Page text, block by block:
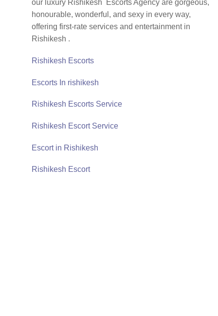
our luxury Rishikesh Escorts Agency are gorgeous,
honourable, wonderful, and sexy in every way,
offering first-rate services and entertainment in
Rishikesh .
Rishikesh Escorts
Escorts In rishikesh
Rishikesh Escorts Service
Rishikesh Escort Service
Escort in Rishikesh
Rishikesh Escort